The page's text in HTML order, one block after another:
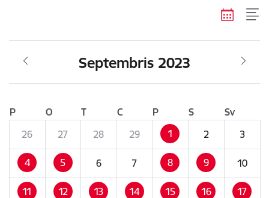
Septembris 2023
P O T C P S
Sv
26
27 28 29 1 2 3
4 5 6 7 8 9 10
11 12 13 14 15 16 17